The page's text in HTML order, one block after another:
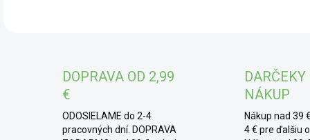
*
DOPRAVA OD 2,99
€
ODOSIELAME do 2-4
pracovných dní. DOPRAVA
NÁKUP
Nákup nad 39
4 € pre ďalšiu